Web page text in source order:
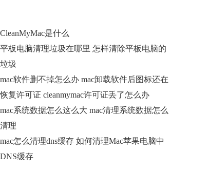
CleanMyMac是什么
平板电脑清理垃圾在哪里 怎样清除平板电脑的
垃圾
mac软件删不掉怎么办 mac卸载软件后图标还在
恢复许可证 cleanmymac许可证丢了怎么办
mac系统数据怎么这么大 mac清理系统数据怎么
清理
mac怎么清理dns缓存 如何清理Mac苹果电脑中
DNS缓存